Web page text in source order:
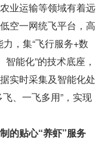
业运输等领域有着远
空一网统飞平台，高
，集“飞行服务+数
能化”的技术底座，
实时采集及智能化处
、一飞多用”，实现
的贴心“养虾”服务